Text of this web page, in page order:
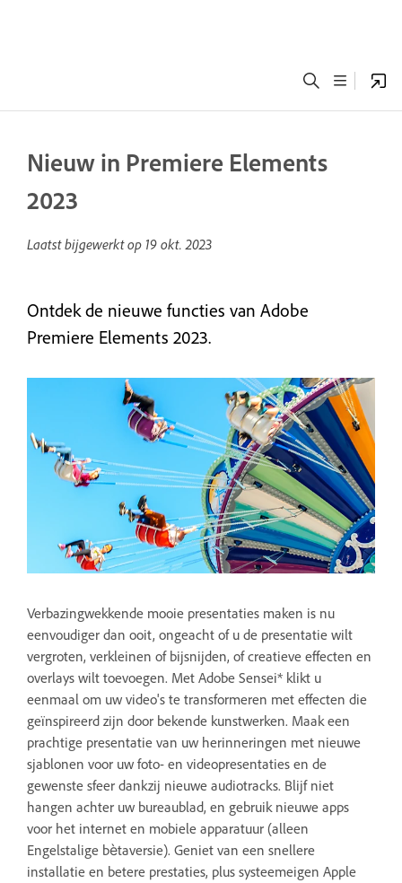
Nieuw in Premiere Elements
2023
Laatst bijgewerkt op 19 okt. 2023
Ontdek de nieuwe functies van Adobe
Premiere Elements 2023.
Verbazingwekkende mooie presentaties maken is nu
eenvoudiger dan ooit, ongeacht of u de presentatie wilt
vergroten, verkleinen of bijsnijden, of creatieve effecten en
overlays wilt toevoegen. Met Adobe Sensei* klikt u
eenmaal om uw video's te transformeren met effecten die
geïnspireerd zijn door bekende kunstwerken. Maak een
prachtige presentatie van uw herinneringen met nieuwe
sjablonen voor uw foto- en videopresentaties en de
gewenste sfeer dankzij nieuwe audiotracks. Blijf niet
hangen achter uw bureaublad, en gebruik nieuwe apps
voor het internet en mobiele apparatuur (alleen
Engelstalige bètaversie). Geniet van een snellere
installatie en betere prestaties, plus systeemeigen Apple